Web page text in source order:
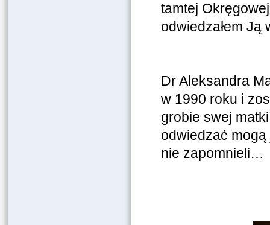
tamtej
odwiedzałem Ją
Dr Aleksandra
w 1990 roku i
grobie swej
odwiedzać mogą
nie zapomnieli…